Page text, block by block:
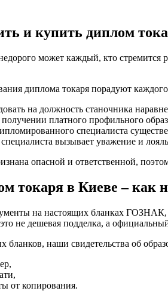
и купить диплом
может каждый, кто
диплома токаря порадуют каждого
на должность станочника
платного профильного
специалиста
вызывает уважение и
опасной и ответственной,
токаря в Киеве – как
на настоящих бланках ГОЗНАК,
это не дешевая подделка, а
бланков, наши свидетельства об
от копирования.